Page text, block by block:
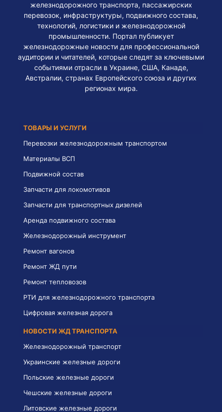
железнодорожного транспорта, пассажирских
перевозок, инфраструктуры, подвижного состава,
технологий, логистики и железнодорожной
промышленности. Портал публикует
железнодорожные новости для профессиональной
аудитории и читателей, которые следят за ключевыми
событиями отрасли в Украине, США, Канаде,
Австралии, странах Европейского союза и других
регионах мира.
ТОВАРЫ И УСЛУГИ
Перевозки железнодорожным транспортом
Материалы ВСП
Подвижной состав
Запчасти для локомотивов
Запчасти для транспортных дизелей
Аренда подвижного состава
Железнодорожный инструмент
Ремонт вагонов
Ремонт ЖД пути
Ремонт тепловозов
РТИ для железнодорожного транспорта
Цифровая железная дорога
НОВОСТИ ЖД ТРАНСПОРТА
Железнодорожный транспорт
Украинские железные дороги
Польские железные дороги
Чешские железные дороги
Литовские железные дороги